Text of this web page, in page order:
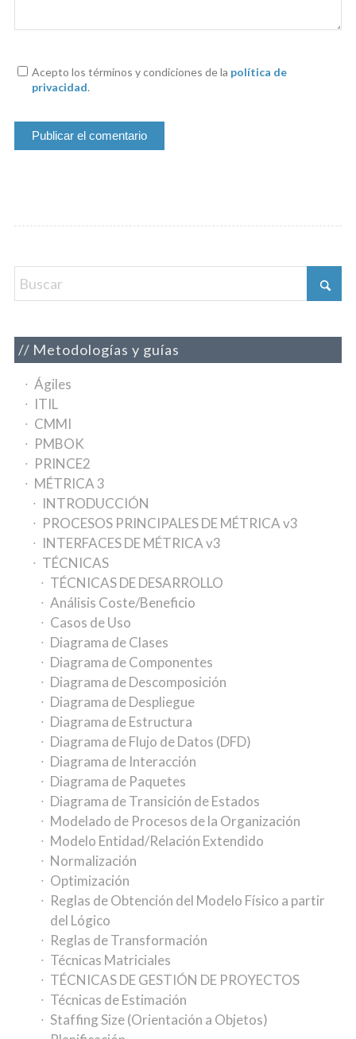
Acepto los términos y condiciones de la política de
privacidad.
Metodologías y guías
Ágiles
ITIL
CMMI
PMBOK
PRINCE2
MÉTRICA 3
INTRODUCCIÓN
PROCESOS PRINCIPALES DE MÉTRICA v3
INTERFACES DE MÉTRICA v3
TÉCNICAS
TÉCNICAS DE DESARROLLO
Análisis Coste/Beneficio
Casos de Uso
Diagrama de Clases
Diagrama de Componentes
Diagrama de Descomposición
Diagrama de Despliegue
Diagrama de Estructura
Diagrama de Flujo de Datos (DFD)
Diagrama de Interacción
Diagrama de Paquetes
Diagrama de Transición de Estados
Modelado de Procesos de la Organización
Modelo Entidad/Relación Extendido
Normalización
Optimización
Reglas de Obtención del Modelo Físico a partir
del Lógico
Reglas de Transformación
Técnicas Matriciales
TÉCNICAS DE GESTIÓN DE PROYECTOS
Técnicas de Estimación
Staffing Size (Orientación a Objetos)